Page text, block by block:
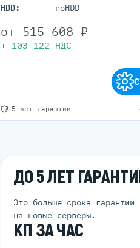
HDD:
noHDD
5 лет гарантии
от 515 608 ₽
+ 103 122 НДС
ДО 5 ЛЕТ
Это больше срока гарантии
на новые серверы.
КП ЗА ЧАС